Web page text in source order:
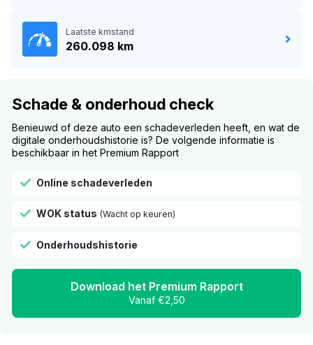
Laatste kmstand
260.098 km
Schade & onderhoud check
Benieuwd of deze auto een schadeverleden heeft, en wat de
digitale onderhoudshistorie is? De volgende informatie is
beschikbaar in het Premium Rapport
Online schadeverleden
WOK status (Wacht op keuren)
Onderhoudshistorie
Download het Premium Rapport
Vanaf €2,50